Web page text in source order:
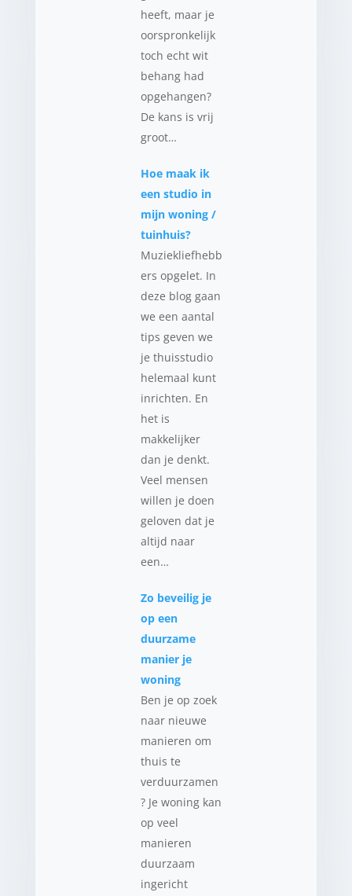
heeft, maar je
oorspronkelijk
toch echt wit
behang had
opgehangen?
De kans is vrij
groot…
Hoe maak ik
een studio in
mijn woning /
tuinhuis?
Muziekliefhebb
ers opgelet. In
deze blog gaan
we een aantal
tips geven we
je thuisstudio
helemaal kunt
inrichten. En
het is
makkelijker
dan je denkt.
Veel mensen
willen je doen
geloven dat je
altijd naar
een…
Zo beveilig je
op een
duurzame
manier je
woning
Ben je op zoek
naar nieuwe
manieren om
thuis te
verduurzamen
? Je woning kan
op veel
manieren
duurzaam
ingericht